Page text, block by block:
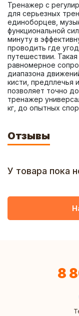
Тренажер с
для серьезных
единоборцев,
функциональной
минуту в
проводить где
путешествии.
равномерное
диапазона
кисти, предплечья
позволяет точно
тренажер
кг, до опытных
Отзывы
У товара пока
8